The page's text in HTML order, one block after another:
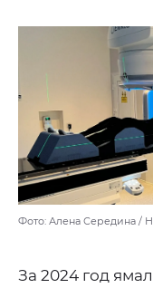
Фото: Алена Середина /
За 2024 год